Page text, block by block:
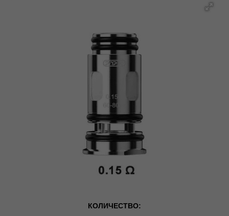
КОЛИЧЕСТВО: